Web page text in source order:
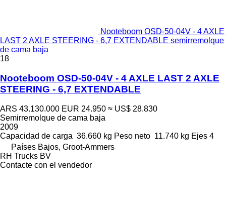
Nooteboom OSD-50-04V - 4 AXLE
LAST 2 AXLE STEERING - 6,7 EXTENDABLE semirremolque
de cama baja
18
Nooteboom OSD-50-04V - 4 AXLE LAST 2 AXLE
STEERING - 6,7 EXTENDABLE
ARS 43.130.000 EUR 24.950 ≈ US$ 28.830
Semirremolque de cama baja
2009
Capacidad de carga 36.660 kg Peso neto 11.740 kg Ejes 4
Países Bajos, Groot-Ammers
RH Trucks BV
Contacte con el vendedor